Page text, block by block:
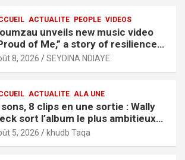
ACTUALITE PEOPLE VIDEOS
unveils new music video
of Me,” a story of resilience
ambition
8, 2026 SEYDINA NDIAYE
ACTUALITE ALA UNE
sons, 8 clips en une sortie : Wally
sort l’album le plus ambitieux
sa carrière, « It’s Only Love »
5, 2026 khudb Taqa